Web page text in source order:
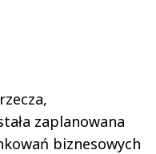
zaplanowana
biznesowych